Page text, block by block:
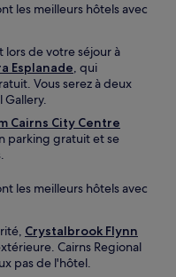
les meilleurs hôtels avec
lors de votre séjour à
Esplanade, qui
Vous serez à deux
Gallery.
Cairns City Centre
parking gratuit et se
les meilleurs hôtels avec
Crystalbrook Flynn
Cairns Regional
pas de l'hôtel.